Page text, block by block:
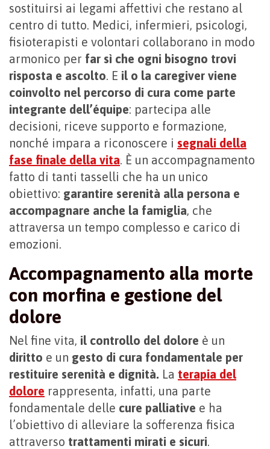
sostituirsi ai legami affettivi che restano al
centro di tutto. Medici, infermieri, psicologi,
fisioterapisti e volontari collaborano in modo
armonico per far sì che ogni bisogno trovi
risposta e ascolto. E il o la caregiver viene
coinvolto nel percorso di cura come parte
integrante dell’équipe: partecipa alle
decisioni, riceve supporto e formazione,
nonché impara a riconoscere i segnali della
fase finale della vita. È un accompagnamento
fatto di tanti tasselli che ha un unico
obiettivo: garantire serenità alla persona e
accompagnare anche la famiglia, che
attraversa un tempo complesso e carico di
emozioni.
Accompagnamento alla morte
con morfina e gestione del
dolore
Nel fine vita, il controllo del dolore è un
diritto e un gesto di cura fondamentale per
restituire serenità e dignità. La terapia del
dolore rappresenta, infatti, una parte
fondamentale delle cure palliative e ha
l’obiettivo di alleviare la sofferenza fisica
attraverso trattamenti mirati e sicuri.